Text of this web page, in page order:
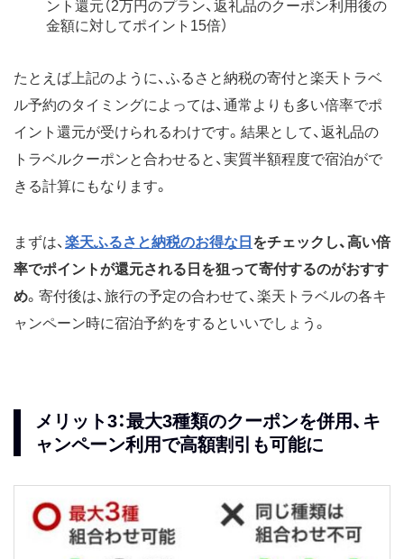
ント還元（2万円のプラン、返礼品のクーポン利用後の
金額に対してポイント15倍）
たとえば上記のように、ふるさと納税の寄付と楽天トラベ
ル予約のタイミングによっては、通常よりも多い倍率でポ
イント還元が受けられるわけです。結果として、返礼品の
トラベルクーポンと合わせると、実質半額程度で宿泊がで
きる計算にもなります。
まずは、 楽天ふるさと納税のお得な日 をチェックし、高い倍
率でポイントが還元される日を狙って寄付するのがおすす
め。寄付後は、旅行の予定の合わせて、楽天トラベルの各キ
ャンペーン時に宿泊予約をするといいでしょう。
メリット3：最大3種類のクーポンを併用、キ
ャンペーン利用で高額割引も可能に